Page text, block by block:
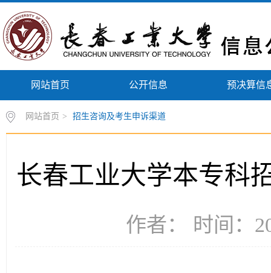
网站首页 公开信息 预决算信
网站首页 > 招生咨询及考生申诉渠道
长春工业大学本专科
作者： 时间：